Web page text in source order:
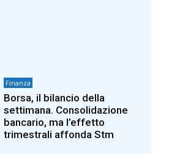
Finanza
Borsa, il bilancio della
settimana. Consolidazione
bancario, ma l’effetto
trimestrali affonda Stm